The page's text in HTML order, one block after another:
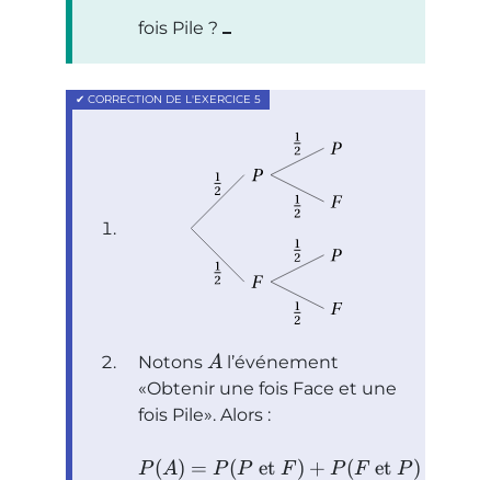
fois Pile ?
Notons A l’événement
Obtenir une fois Face et une
fois Pile . Alors :
P(A) = P(Pet F) + P(FetP)